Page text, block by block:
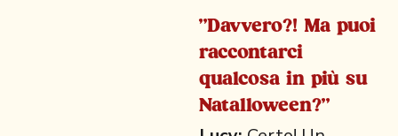
"Davvero?! Ma puoi
raccontarci
qualcosa in più su
Natalloween?"